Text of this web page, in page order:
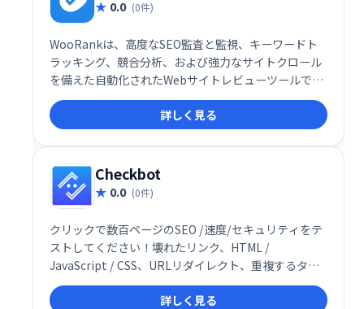
0.0 (0件)
WooRankは、高度なSEO監査と監視、キーワードト
ラッキング、競合分析、および強力なサイトクロール
を備えた自動化されたWebサイトレビューツールで
す。WooRankを使用すると、SEOの状態を簡単に監視
し、実用的なアドバイスや洞察を得て、Webサイトを
最適化できます。
詳しく見る
Checkbot
0.0 (0件)
クリックで数百ページのSEO /速度/セキュリティをテ
ストしてください！壊れたリンク、HTML /
JavaScript / CSS、URLリダイレクト、重複するタイ
トルを確認してください
詳しく見る